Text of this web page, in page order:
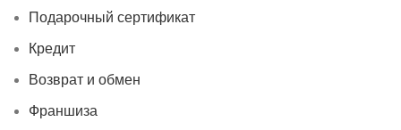
Подарочный сертификат
Кредит
Возврат и обмен
Франшиза